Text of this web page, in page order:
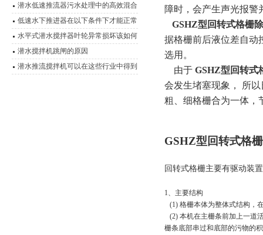
详细说明
潜水低速推流器污水处理中的高效混合
动力
低速水下推进器在以下条件下才能正常
连续运行
水平式潜水搅拌器叶轮异常损坏该如何
有效解决呢？
潜水搅拌机跳闸的原因
潜水推流搅拌机可以在这些行业中得到
障时，会产生声光报警
GSHZ型回转式格栅
据格栅前后液位差自动
选用。
由于 GSHZ型回转式
会发生堵塞现象， 所
粗、细格栅合为一体，
GSHZ型回转式格
回转式格栅主要有驱动装
1、主要结构
(1) 格栅本体为整体式结构，
(2) 本机在主栅条前加上一道
栅条底部串过和底部的污物